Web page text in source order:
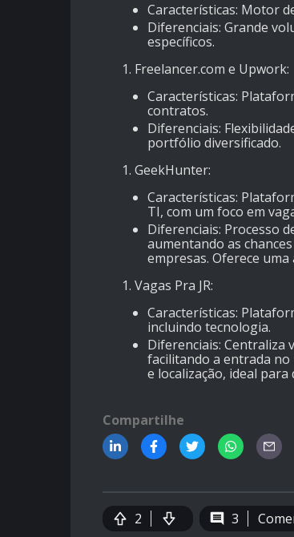
Características: Motor
Diferenciais: Grande
específicos.
Freelancer.com e Upwork:
Características:
contratos.
Diferenciais:
portfólio diversificado.
GeekHunter:
Características:
TI, com um foco em
Diferenciais: Processo
aumentando as
empresas. Oferece
Vagas Pra JR:
Características:
incluindo tecnologia.
Diferenciais: Centraliza
facilitando a entrada
e localização, ideal para
Compartilhe
2 3